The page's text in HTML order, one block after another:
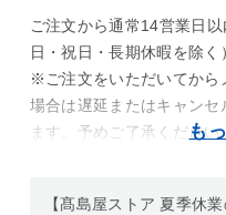
ご注文から通常14営業日
日・祝日・長期休暇を除く）
※ご注文をいただいてから
場合は遅延またはキャン
ます。予めご了承ください
【髙島屋ストア 夏季休業